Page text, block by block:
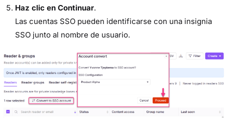
Haz clic en Continuar.
Las cuentas SSO pueden identificarse con una insignia
SSO junto al nombre de usuario.